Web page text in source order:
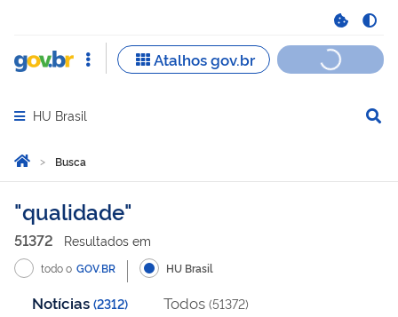
Abrir menu principal de navegação
HU Brasil
Você está aqui:
Página Inicial
Busca
Busca
qualidade
51372 Resultados em
todo o GOV.BR HU Brasil
Notícias (2312) Todos (51372)